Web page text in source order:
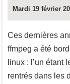
Mardi 19 février
Ces dernières
ffmpeg a été
linux : l’un étant
rentrés dans les